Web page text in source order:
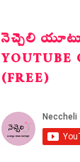
నెచ్చెలి
YOUTUBE
(FREE)